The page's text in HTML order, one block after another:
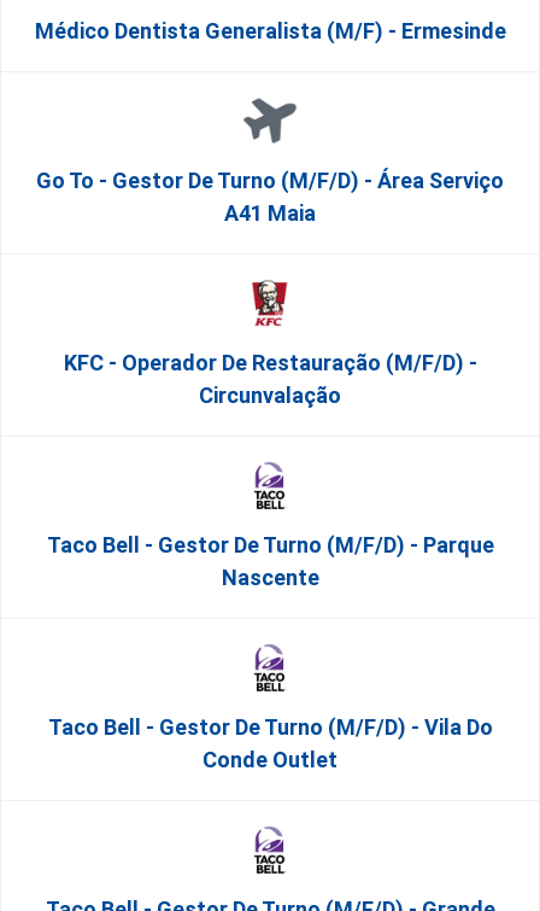
Médico Dentista Generalista (M/F) - Ermesinde
Go To - Gestor De Turno (m/f/d) - Área Serviço
A41 Maia
KFC - Operador De Restauração (m/f/d) -
Circunvalação
Taco Bell - Gestor De Turno (m/f/d) - Parque
Nascente
Taco Bell - Gestor De Turno (m/f/d) - Vila Do
Conde Outlet